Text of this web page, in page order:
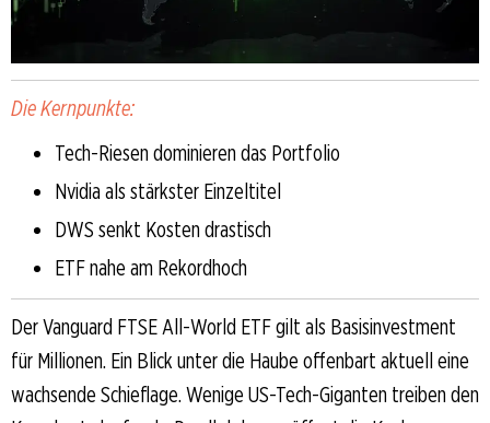
Die Kernpunkte:
Tech-Riesen dominieren das Portfolio
Nvidia als stärkster Einzeltitel
DWS senkt Kosten drastisch
ETF nahe am Rekordhoch
Der Vanguard FTSE All-World ETF gilt als Basisinvestment
für Millionen. Ein Blick unter die Haube offenbart aktuell eine
wachsende Schieflage. Wenige US-Tech-Giganten treiben den